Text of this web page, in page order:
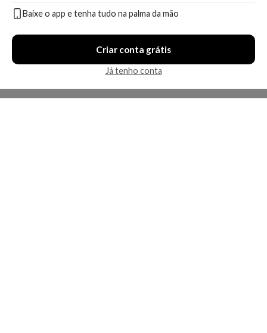
Baixe o app e tenha tudo na palma da mão
Criar conta grátis
Já tenho conta